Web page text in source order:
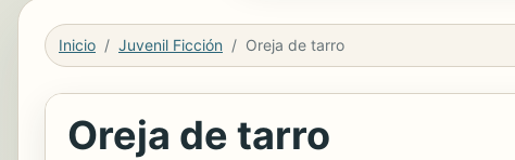
Inicio Juvenil Ficción Oreja de tarro
Oreja de tarro